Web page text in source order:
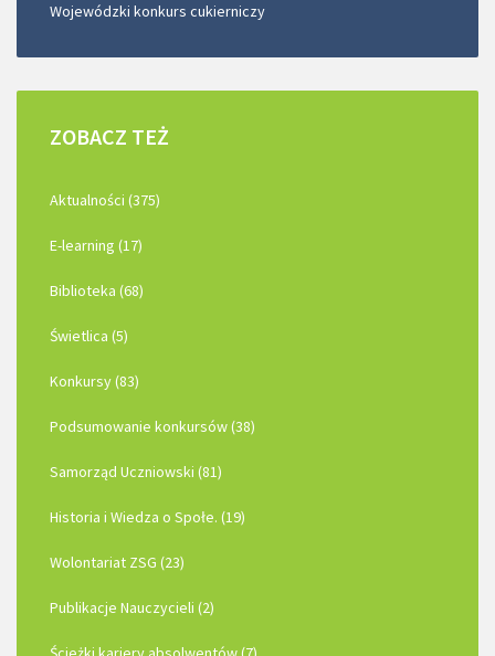
Wojewódzki konkurs cukierniczy
ZOBACZ TEŻ
Aktualności (375)
E-learning (17)
Biblioteka (68)
Świetlica (5)
Konkursy (83)
Podsumowanie konkursów (38)
Samorząd Uczniowski (81)
Historia i Wiedza o Społe. (19)
Wolontariat ZSG (23)
Publikacje Nauczycieli (2)